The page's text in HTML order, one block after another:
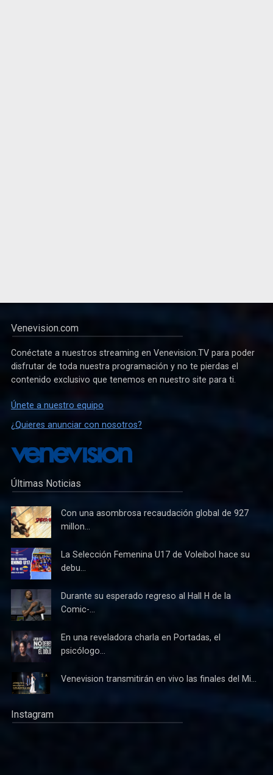
Venevision.com
Conéctate a nuestros streaming en Venevision.TV para poder
disfrutar de toda nuestra programación y no te pierdas el
contenido exclusivo que tenemos en nuestro site para ti.
Únete a nuestro equipo
¿Quieres anunciar con nosotros?
Últimas Noticias
Con una asombrosa recaudación global de 927
millon...
La Selección Femenina U17 de Voleibol hace su
debu...
Durante su esperado regreso al Hall H de la
Comic-...
En una reveladora charla en Portadas, el
psicólogo...
Venevision transmitirán en vivo las finales del Mi...
Instagram